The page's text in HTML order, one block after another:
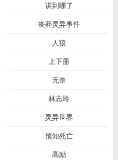
讲到哪了
丧葬灵异事件
人狼
上下册
无奈
林志玲
灵异世界
预知死亡
高励